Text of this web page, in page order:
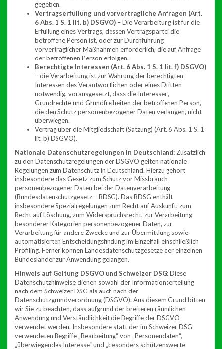
gegeben.
Vertragserfüllung und vorvertragliche Anfragen (Art.
6 Abs. 1 S. 1 lit. b) DSGVO) – Die Verarbeitung ist für die
Erfüllung eines Vertrags, dessen Vertragspartei die
betroffene Person ist, oder zur Durchführung
vorvertraglicher Maßnahmen erforderlich, die auf Anfrage
der betroffenen Person erfolgen.
Berechtigte Interessen (Art. 6 Abs. 1 S. 1 lit. f) DSGVO)
– die Verarbeitung ist zur Wahrung der berechtigten
Interessen des Verantwortlichen oder eines Dritten
notwendig, vorausgesetzt, dass die Interessen,
Grundrechte und Grundfreiheiten der betroffenen Person,
die den Schutz personenbezogener Daten verlangen, nicht
überwiegen.
Vertrag über die Mitgliedschaft (Satzung) (Art. 6 Abs. 1 S. 1
lit. b) DSGVO).
Nationale Datenschutzregelungen in Deutschland: Zusätzlich
zu den Datenschutzregelungen der DSGVO gelten nationale
Regelungen zum Datenschutz in Deutschland. Hierzu gehört
insbesondere das Gesetz zum Schutz vor Missbrauch
personenbezogener Daten bei der Datenverarbeitung
(Bundesdatenschutzgesetz – BDSG). Das BDSG enthält
insbesondere Spezialregelungen zum Recht auf Auskunft, zum
Recht auf Löschung, zum Widerspruchsrecht, zur Verarbeitung
besonderer Kategorien personenbezogener Daten, zur
Verarbeitung für andere Zwecke und zur Übermittlung sowie
automatisierten Entscheidungsfindung im Einzelfall einschließlich
Profiling. Ferner können Landesdatenschutzgesetze der einzelnen
Bundesländer zur Anwendung gelangen.
Hinweis auf Geltung DSGVO und Schweizer DSG:Diese
Datenschutzhinweise dienen sowohl der Informationserteilung
nach dem Schweizer DSG als auch nach der
Datenschutzgrundverordnung (DSGVO). Aus diesem Grund bitten
wir Sie zu beachten, dass aufgrund der breiteren räumlichen
Anwendung und Verständlichkeit die Begriffe der DSGVO
verwendet werden. Insbesondere statt der im Schweizer DSG
verwendeten Begriffe „Bearbeitung“ von „Personendaten“,
„überwiegendes Interesse“ und „besonders schützenswerte